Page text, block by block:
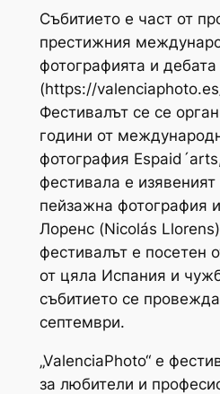
Събитието е част от
престижния
фотографията и дебата
(https://
Фестивалът се се
години от
фотография
фестивала е изявеният
пейзажна фотография
Лоренс (Nicolás
фестивалът е посетен
от цяла Испания и
събитието се
септември.
„ValenciaPhoto“ е
за любители и